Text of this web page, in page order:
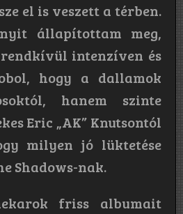
el is veszett a térben.
állapítottam meg,
intenzíven és
hogy a dallamok
hanem szinte
Eric „AK” Knutsontól
milyen jó lüktetése
Shadows-nak.
friss albumait